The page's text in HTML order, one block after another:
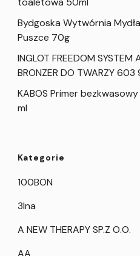
Bydgoska Wytwórnia
Puszce 70g
INGLOT FREEDOM SYSTEM
BRONZER DO TWARZY 603
KABOS Primer
ml
Kategorie
100BON
3Ina
A NEW THERAPY SP.Z O.O.